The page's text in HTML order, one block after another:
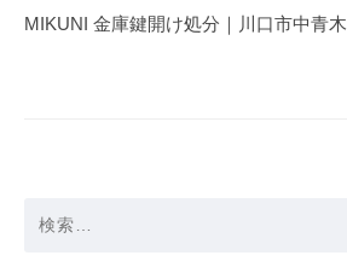
ゲ
MIKUNI 金庫鍵開け処分｜川口市中青木